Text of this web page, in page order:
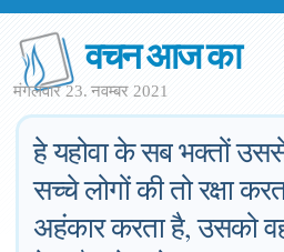
वचन आज का
मंगलवार 23. नवम्बर 2021
हे यहोवा के सब भक्तों
सच्चे लोगों की तो रक्षा
अहंकार करता है, उसको